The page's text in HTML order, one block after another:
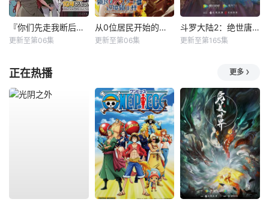
『你们先走我断后』，于是10年后我成为了传说
更新至第06集
从0位居民开始的边境领主大人
更新至第06集
斗罗大陆2：绝世唐门
更新至第165集
正在热播 更多